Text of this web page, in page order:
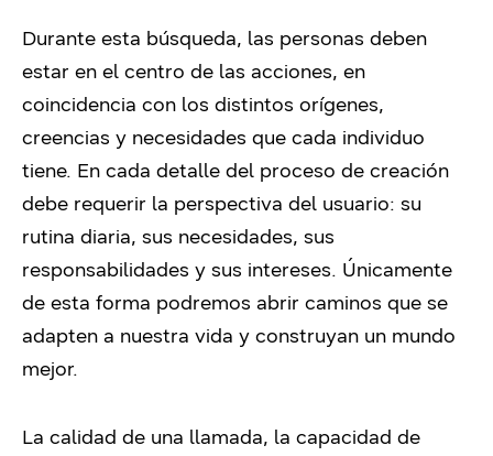
Durante esta búsqueda, las personas deben
estar en el centro de las acciones, en
coincidencia con los distintos orígenes,
creencias y necesidades que cada individuo
tiene. En cada detalle del proceso de creación
debe requerir la perspectiva del usuario: su
rutina diaria, sus necesidades, sus
responsabilidades y sus intereses. Únicamente
de esta forma podremos abrir caminos que se
adapten a nuestra vida y construyan un mundo
mejor.
La calidad de una llamada, la capacidad de